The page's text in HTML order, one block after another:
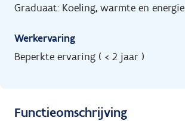
Graduaat: Koeling, warmte en energie
Werkervaring
Beperkte ervaring ( < 2 jaar )
Functieomschrijving